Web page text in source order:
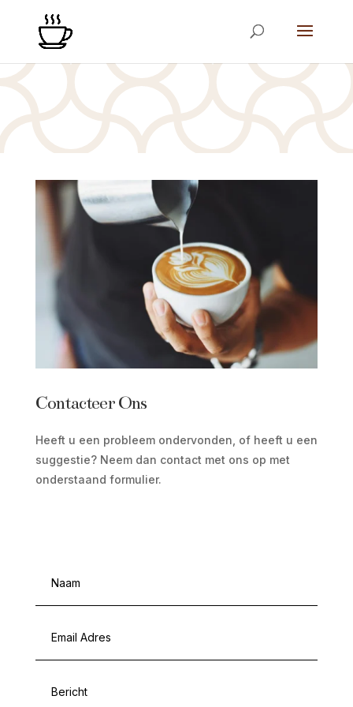
Contacteer Ons
Heeft u een probleem ondervonden, of heeft u een
suggestie? Neem dan contact met ons op met
onderstaand formulier.